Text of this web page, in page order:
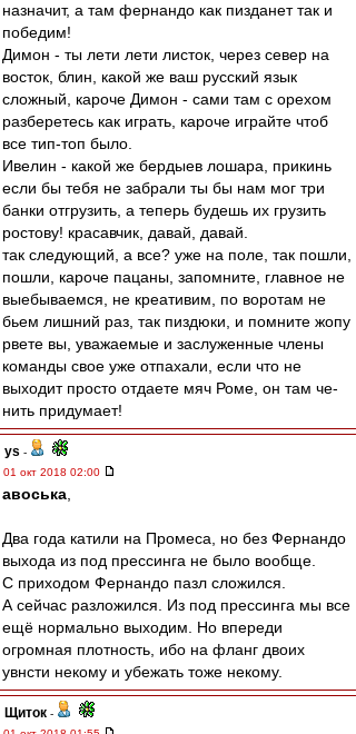
назначит, а там фернандо как пизданет так и
победим!
Димон - ты лети лети листок, через север на
восток, блин, какой же ваш русский язык
сложный, кароче Димон - сами там с орехом
разберетесь как играть, кароче играйте чтоб
все тип-топ было.
Ивелин - какой же бердыев лошара, прикинь
если бы тебя не забрали ты бы нам мог три
банки отгрузить, а теперь будешь их грузить
ростову! красавчик, давай, давай.
так следующий, а все? уже на поле, так пошли,
пошли, кароче пацаны, запомните, главное не
выебываемся, не креативим, по воротам не
бьем лишний раз, так пиздюки, и помните жопу
рвете вы, уважаемые и заслуженные члены
команды свое уже отпахали, если что не
выходит просто отдаете мяч Роме, он там че-
нить придумает!
ys -
01 окт 2018 02:00
авоська
Два года катили на Промеса, но без Фернандо
выхода из под прессинга не было вообще.
С приходом Фернандо пазл сложился.
А сейчас разложился. Из под прессинга мы все
ещё нормально выходим. Но впереди
огромная плотность, ибо на фланг двоих
увнсти некому и убежать тоже некому.
Щиток -